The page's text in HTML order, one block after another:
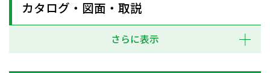
カタログ・図面・取説
さらに表示